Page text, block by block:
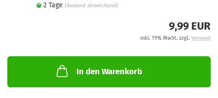
2 Tage (Ausland abweichend)
9,99 EUR
inkl. 19% MwSt. zzgl. Versand
In den Warenkorb